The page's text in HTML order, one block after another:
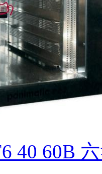
40 60B